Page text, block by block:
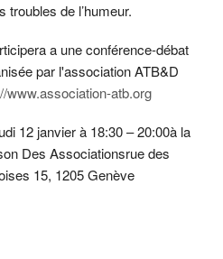
troubles de l’humeur.
a une conférence-débat
par l'association ATB&D
www.association-atb.org
12 janvier à 18:30 – 20:00à la
Des Associationsrue des
15, 1205 Genève